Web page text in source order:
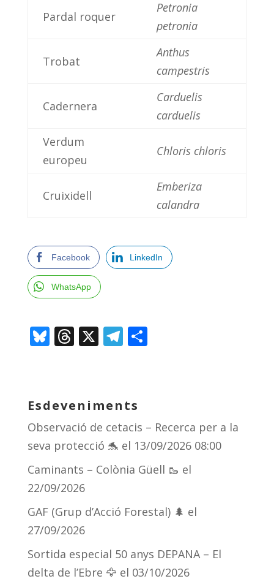
Pardal roquer
Petronia
petronia
Trobat
Anthus
campestris
Cadernera
Carduelis
carduelis
Verdum
europeu
Chloris chloris
Cruixidell
Emberiza
calandra
Facebook LinkedIn
WhatsApp
Bl
sk
y
T
d
s
X T
gr
a
m
C
te
ix
Esdeveniments
Observació de cetacis – Recerca per a la
seva protecció 🐬 el 13/09/2026 08:00
Caminants – Colònia Güell 🥾 el
22/09/2026
GAF (Grup d’Acció Forestal) 🌲 el
27/09/2026
Sortida especial 50 anys DEPANA – El
delta de l’Ebre 🦅 el 03/10/2026